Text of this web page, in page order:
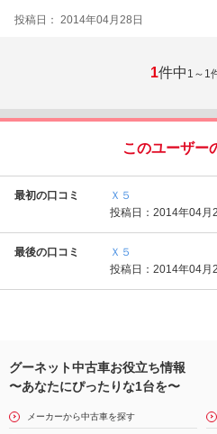
投稿日： 2014年04月28日
1件中 1～1
このユーザー
最初の口コミ
Ｘ５
投稿日：2014年04月
最後の口コミ
Ｘ５
投稿日：2014年04月
グーネット中古車お役立ち情報
〜あなたにぴったりな1台を〜
メーカーから中古車を探す